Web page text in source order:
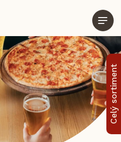
Celý sortiment